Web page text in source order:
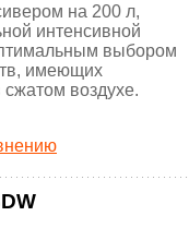
на 200 л,
интенсивной
выбором
имеющих
сжатом воздухе.